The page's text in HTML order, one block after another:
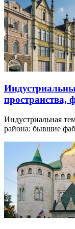
пространства,
Индустриальная
района: бывшие